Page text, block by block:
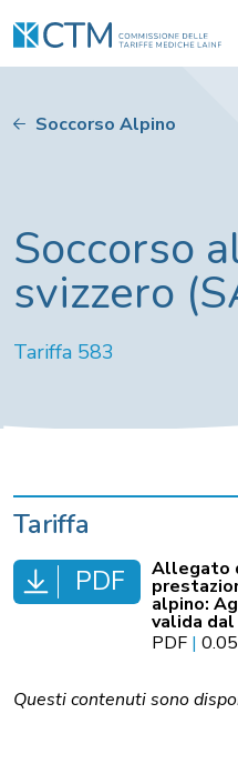
Soccorso Alpino
Soccorso
svizzero
Tariffa 583
Tariffa
PDF Allegato
alpino:
valida
PDF |
Questi contenuti sono